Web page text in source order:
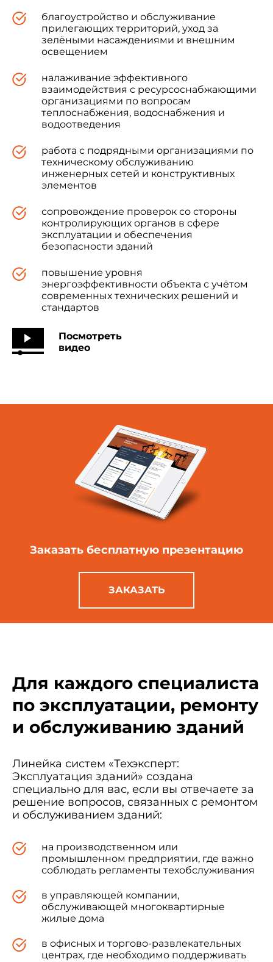
благоустройство и обслуживание
прилегающих территорий, уход за
зелёными насаждениями и внешним
освещением
налаживание эффективного
взаимодействия с ресурсоснабжающими
организациями по вопросам
теплоснабжения, водоснабжения и
водоотведения
работа с подрядными организациями по
техническому обслуживанию
инженерных сетей и конструктивных
элементов
сопровождение проверок со стороны
контролирующих органов в сфере
эксплуатации и обеспечения
безопасности зданий
повышение уровня
энергоэффективности объекта с учётом
современных технических решений и
стандартов
Посмотреть
видео
Заказать бесплатную презентацию
ЗАКАЗАТЬ
Для каждого специалиста
по эксплуатации, ремонту
и обслуживанию зданий
Линейка систем «Техэксперт:
Эксплуатация зданий» создана
специально для вас, если вы отвечаете за
решение вопросов, связанных с ремонтом
и обслуживанием зданий:
на производственном или
промышленном предприятии, где важно
соблюдать регламенты техобслуживания
в управляющей компании,
обслуживающей многоквартирные
жилые дома
в офисных и торгово-развлекательных
центрах, где необходимо поддерживать